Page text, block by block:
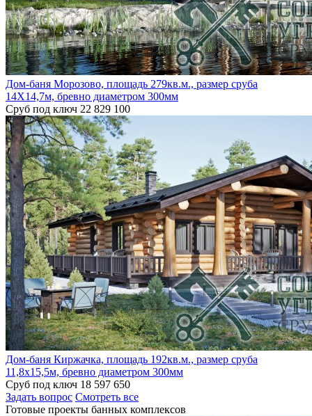
Дом-баня Морозово, площадь 279кв.м., размер сруба
14Х14,7м, бревно диаметром 300мм
Сруб под ключ 22 829 100
Дом-баня Киржачка, площадь 192кв.м., размер сруба
11,8х15,5м, бревно диаметром 300мм
Сруб под ключ 18 597 650
Задать вопрос Смотреть все
Готовые проекты банных комплексов